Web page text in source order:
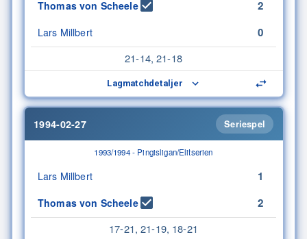
Thomas von Scheele 2
Lars Millbert 0
21-14, 21-18
Lagmatchdetaljer
1994-02-27 Seriespel
1993/1994 - Pingisligan/Elitserien
Lars Millbert 1
Thomas von Scheele 2
17-21, 21-19, 18-21